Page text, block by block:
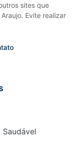
sites que
Evite realizar